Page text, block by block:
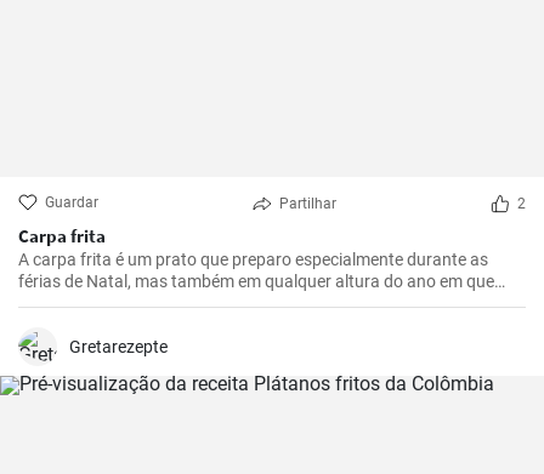
Guardar Partilhar 2
Carpa frita
A carpa frita é um prato que preparo especialmente durante as
férias de Natal, mas também em qualquer altura do ano em que
queiramos presentear a nossa família com algo realmente especial.
Gretarezepte